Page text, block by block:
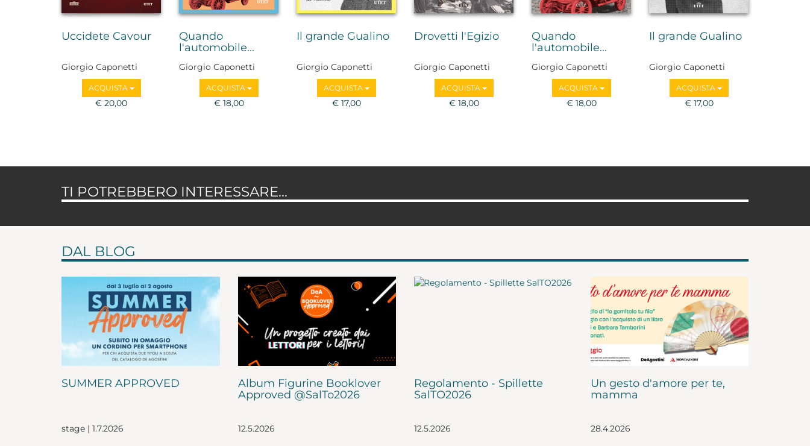
Uccidete Cavour
Giorgio Caponetti
ACQUISTA
€ 20,00
Quando
l'automobile...
Giorgio Caponetti
ACQUISTA
€ 18,00
Il grande Gualino
Giorgio Caponetti
ACQUISTA
€ 17,00
Drovetti l'Egizio
Giorgio Caponetti
ACQUISTA
€ 18,00
Quando
l'automobile...
Giorgio Caponetti
ACQUISTA
€ 18,00
Il grande Gualino
Giorgio Caponetti
ACQUISTA
€ 17,00
TI POTREBBERO INTERESSARE...
DAL BLOG
SUMMER APPROVED
stage | 1.7.2026
Album Figurine Booklover
Approved @SalTo2026
12.5.2026
Regolamento - Spillette
SalTO2026
12.5.2026
Un gesto d'amore per te,
mamma
28.4.2026